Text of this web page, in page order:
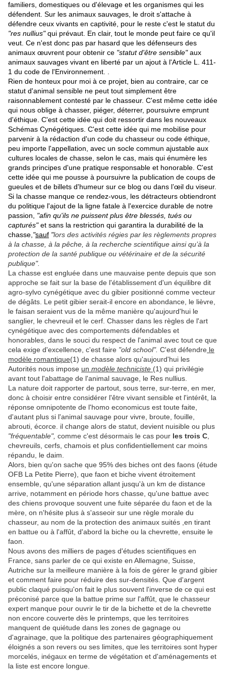
familiers, domestiques ou d'élevage et les organismes qui les
défendent. Sur les animaux sauvages, le droit s'attache à
défendre ceux vivants en captivité, pour le reste c'est le statut du
"res nullius"qui prévaut. En clair, tout le monde peut faire ce qu'il
veut. Ce n'est donc pas par hasard que les défenseurs des
animaux œuvrent pour obtenir ce "statut d'être sensible"aux
animaux sauvages vivant en liberté par un ajout à l'Article L. 411-
1 du code de l'Environnement. .
Rien de honteux pour moi à ce projet, bien au contraire, car ce
statut d'animal sensible ne peut tout simplement être
raisonnablement contesté par le chasseur. C'est même cette idée
qui nous oblige à chasser, piéger, déterrer, poursuivre emprunt
d'éthique. C'est cette idée qui doit ressortir dans les nouveaux
Schémas Cynégétiques. C'est cette idée qui me mobilise pour
parvenir à la rédaction d'un code du chasseur ou code éthique,
peu importe l'appellation, avec un socle commun ajustable aux
cultures locales de chasse, selon le cas, mais qui énumère les
grands principes d'une pratique responsable et honorable. C'est
cette idée qui me pousse à poursuivre la publication de coups de
gueules et de billets d'humeur sur ce blog ou dans l’œil du viseur.
Si la chasse manque ce rendez-vous, les détracteurs obtiendront
du politique l'ajout de la ligne fatale à l'exercice durable de notre
passion, "afin qu'ils ne puissent plus être blessés, tués ou
capturés"et sans la restriction qui garantira la durabilité de la
chasse, "sauf "lors des activités régies par les règlements propres
à la chasse, à la pêche, à la recherche scientifique ainsi qu’à la
protection de la santé publique ou vétérinaire et de la sécurité
publique".
La chasse est engluée dans une mauvaise pente depuis que son
approche se fait sur la base de l'établissement d'un équilibre dit
agro-sylvo cynégétique avec du gibier positionné comme vecteur
de dégâts. Le petit gibier serait-il encore en abondance, le lièvre,
le faisan seraient vus de la même manière qu'aujourd'hui le
sanglier, le chevreuil et le cerf. Chasser dans les règles de l'art
cynégétique avec des comportements défendables et
honorables, dans le souci du respect de l'animal avec tout ce que
cela exige d'excellence, c'est faire "old school". C'est défendre le
modèle romantique(1) de chasse alors qu'aujourd'hui les
Autorités nous impose un modèle techniciste (1) qui privilégie
avant tout l'abattage de l'animal sauvage, le Res nullius.
La nature doit rapporter de partout, sous terre, sur-terre, en mer,
donc à choisir entre considérer l'être vivant sensible et l'intérêt, la
réponse omnipotente de l'homo economicus est toute faite,
d'autant plus si l'animal sauvage pour vivre, broute, fouille,
abrouti, écorce. il change alors de statut, devient nuisible ou plus
"fréquentable", comme c'est désormais le cas pour les trois C
chevreuils, cerfs, chamois et plus confidentiellement car moins
répandu, le daim.
Alors, bien qu'on sache que 95% des biches ont des faons (étude
OFB La Petite Pierre), que faon et biche vivent étroitement
ensemble, qu'une séparation allant jusqu'à un km de distance
arrive, notamment en période hors chasse, qu'une battue avec
des chiens provoque souvent une fuite séparée du faon et de la
mère, on n'hésite plus à s'asseoir sur une règle morale du
chasseur, au nom de la protection des animaux suités ,en tirant
en battue ou à l'affût, d'abord la biche ou la chevrette, ensuite le
faon.
Nous avons des milliers de pages d'études scientifiques en
France, sans parler de ce qui existe en Allemagne, Suisse,
Autriche sur la meilleure manière à la fois de gérer le grand gibier
et comment faire pour réduire des sur-densités. Que d'argent
public claqué puisqu'on fait le plus souvent l'inverse de ce qui est
préconisé parce que la battue prime sur l'affût, que le chasseur
expert manque pour ouvrir le tir de la bichette et de la chevrette
non encore couverte dès le printemps, que les territoires
manquent de quiétude dans les zones de gagnage ou
d'agrainage, que la politique des partenaires géographiquement
éloignés a son revers ou ses limites, que les territoires sont hyper
morcelés, inégaux en terme de végétation et d'aménagements et
la liste est encore longue.